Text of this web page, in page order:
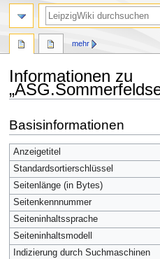
Informationen zu
Navigation
springen
Suche
springen
Basisinformationen
Anzeigetitel
Standardsortierschlüssel
Seitenlänge (in Bytes)
Seitenkennnummer
Seiteninhaltssprache
Seiteninhaltsmodell
Indizierung durch Suchmaschinen
mehr